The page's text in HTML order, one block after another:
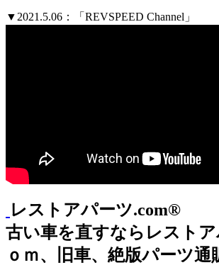
▼2021.5.06：「REVSPEED Channel」
レストアパーツ.com®
古い車を直すならレストア
ｏｍ、旧車、絶版パーツ通